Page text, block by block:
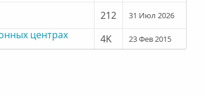
212 31 Июл 2026
центрах 4K 23 Фев 2015